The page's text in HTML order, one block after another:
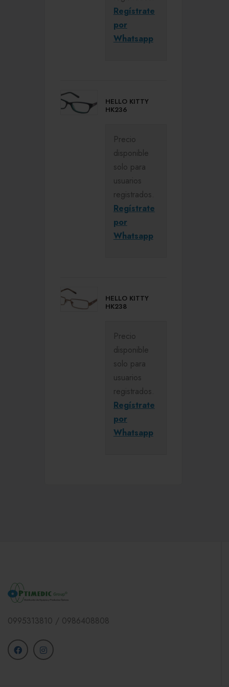
Regístrate
por
Whatsapp
HELLO KITTY
HK236
Precio
disponible
solo para
usuarios
registrados.
Regístrate
por
Whatsapp
HELLO KITTY
HK238
Precio
disponible
solo para
usuarios
registrados.
Regístrate
por
Whatsapp
0995313810 / 0986408808